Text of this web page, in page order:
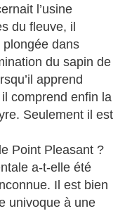
l’usine
du fleuve, il
plongée dans
du sapin de
apprend
il comprend enfin la
Seulement il est
Point Pleasant ?
a-t-elle été
Il est bien
univoque à une